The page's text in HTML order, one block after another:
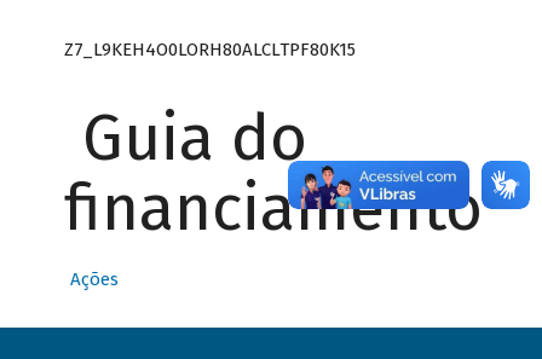
Z7_L9KEH4O0LORH80ALCLTPF80K15
Guia do
financiamento
Ações